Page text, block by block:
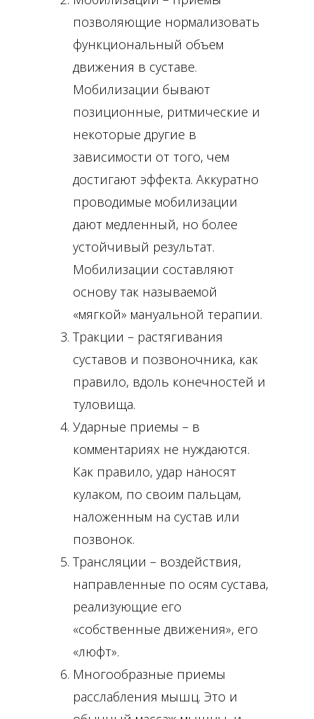
позволяющие нормализовать
функциональный объем
движения в суставе.
Мобилизации бывают
позиционные, ритмические и
некоторые другие в
зависимости от того, чем
достигают эффекта. Аккуратно
проводимые мобилизации
дают медленный, но более
устойчивый результат.
Мобилизации составляют
основу так называемой
«мягкой» мануальной терапии.
Тракции – растягивания
суставов и позвоночника, как
правило, вдоль конечностей и
туловища.
Ударные приемы – в
комментариях не нуждаются.
Как правило, удар наносят
кулаком, по своим пальцам,
наложенным на сустав или
позвонок.
Трансляции – воздействия,
направленные по осям сустава,
реализующие его
«собственные движения», его
«люфт».
Многообразные приемы
расслабления мышц. Это и